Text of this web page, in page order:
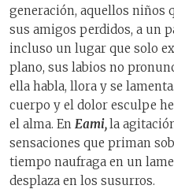
generación, aquellos niños
sus amigos perdidos, a un
incluso un lugar que solo
plano, sus labios no
ella habla, llora y se
cuerpo y el dolor esculpe
el alma. En Eami,la
sensaciones que priman
tiempo naufraga en un
desplaza en los susurros.